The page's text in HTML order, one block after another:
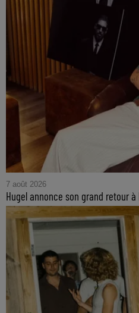
7 août 2026
Hugel annonce son grand retour